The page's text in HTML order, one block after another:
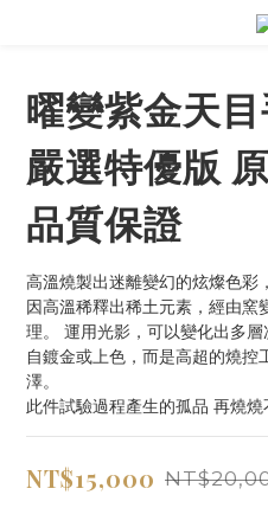
曜變紫金天
嚴選特優版
品質保證
高溫燒製出迷離變幻的炫燦色彩
因高溫稀釋出稀土元素，經由窯
理。 運用光影，可以變化出多
自鍍金或上色，而是高超的燒
澤。
此件試驗過程產生的孤品 再燒燒
NT$15,000